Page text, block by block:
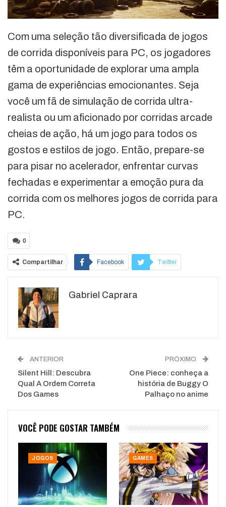
Com uma seleção tão diversificada de jogos
de corrida disponíveis para PC, os jogadores
têm a oportunidade de explorar uma ampla
gama de experiências emocionantes. Seja
você um fã de simulação de corrida ultra-
realista ou um aficionado por corridas arcade
cheias de ação, há um jogo para todos os
gostos e estilos de jogo. Então, prepare-se
para pisar no acelerador, enfrentar curvas
fechadas e experimentar a emoção pura da
corrida com os melhores jogos de corrida para
PC.
0
Compartilhar Facebook Twitter
WhatsApp
Gabriel Caprara
ANTERIOR
Silent Hill: Descubra
Qual A Ordem Correta
Dos Games
PRÓXIMO
One Piece: conheça a
história de Buggy O
Palhaço no anime
VOCÊ PODE GOSTAR TAMBÉM
JOGOS GAMES